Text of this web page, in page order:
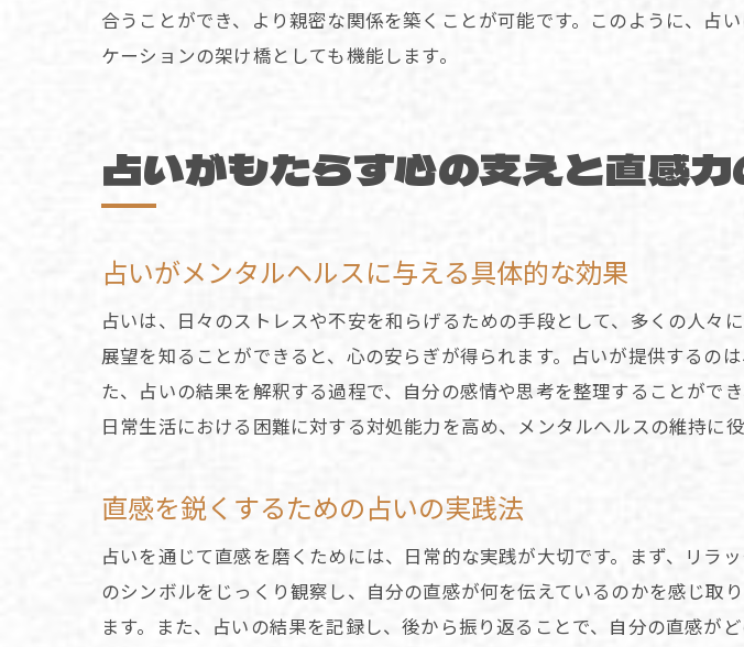
占いを日常のモチベー
新たな可能性に目を向
占いで発見する自己革
未来の兆しをキャッチ
占いを通じた潜在能力
占いが示す未来への道
合うことができ、より親密な関係を築くことが可能です。このように、占
ケーションの架け橋としても機能します。
占いがもたらす心の支えと直感
占いがメンタルヘルスに与える具体的な効果
占いは、日々のストレスや不安を和らげるための手段として、多くの人々
展望を知ることができると、心の安らぎが得られます。占いが提供するの
た、占いの結果を解釈する過程で、自分の感情や思考を整理することがで
日常生活における困難に対する対処能力を高め、メンタルヘルスの維持に役
直感を鋭くするための占いの実践法
占いを通じて直感を磨くためには、日常的な実践が大切です。まず、リラ
のシンボルをじっくり観察し、自分の直感が何を伝えているのかを感じ取
ます。また、占いの結果を記録し、後から振り返ることで、自分の直感が